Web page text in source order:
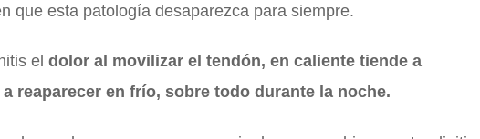
que esta patología desaparezca para siempre.
el dolor al movilizar el tendón, en caliente tiende a
reaparecer en frío, sobre todo durante la noche.